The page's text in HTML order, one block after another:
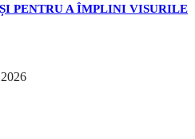
PENTRU A ÎMPLINI VISURILE